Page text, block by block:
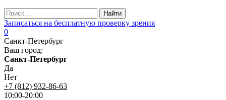
Записаться на бесплатную проверку зрения
0
Санкт-Петербург
Ваш город:
Санкт-Петербург
Да
Нет
+7 (812) 932-86-63
10:00-20:00